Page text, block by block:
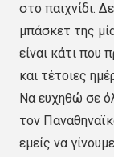
στο παιχνίδι.
μπάσκετ της
είναι κάτι που
και τέτοιες
Να ευχηθώ σε
τον
εμείς να